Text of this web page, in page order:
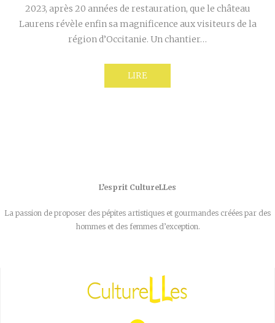
2023, après 20 années de restauration, que le château
Laurens révèle enfin sa magnificence aux visiteurs de la
région d’Occitanie. Un chantier…
LIRE
L’esprit CultureLLes
La passion de proposer des pépites artistiques et gourmandes créées par des
hommes et des femmes d’exception.